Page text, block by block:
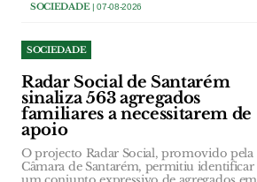
SOCIEDADE| 07-08-2026
SOCIEDADE
Radar Social de Santarém
sinaliza 563 agregados
familiares a necessitarem de
apoio
O projecto Radar Social, promovido pela
Câmara de Santarém, permitiu identificar